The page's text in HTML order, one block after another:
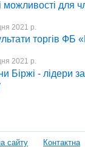
можливості для
2021 р.
торгів ФБ
2021 р.
Біржі - лідери
сайту
Контактна